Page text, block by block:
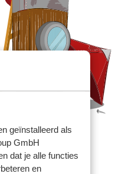
geïnstalleerd als
GmbH
dat je alle functies
en